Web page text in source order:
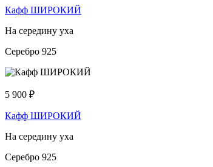
Кафф ШИРОКИЙ
На середину уха
Серебро 925
5 900 ₽
Кафф ШИРОКИЙ
На середину уха
Серебро 925